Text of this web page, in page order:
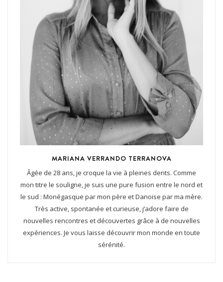
MARIANA VERRANDO TERRANOVA
Âgée de 28 ans, je croque la vie à pleines dents. Comme
mon titre le souligne, je suis une pure fusion entre le nord et
le sud : Monégasque par mon père et Danoise par ma mère.
Très active, spontanée et curieuse, j’adore faire de
nouvelles rencontres et découvertes grâce à de nouvelles
expériences. Je vous laisse découvrir mon monde en toute
sérénité.